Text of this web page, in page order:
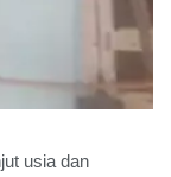
usia dan